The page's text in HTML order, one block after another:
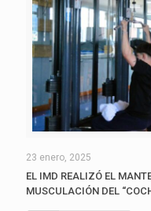
23 enero, 2025
EL IMD REALIZÓ EL
MUSCULACIÓN DEL